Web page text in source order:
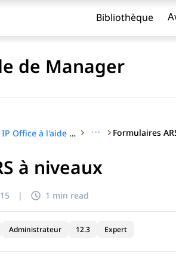
Bibliothèque
de Manager
Administration d'Avaya IP Office à l'aide de Manager ··· Formulaires
à niveaux
| 1 min read
Administrateur 12.3 Expert